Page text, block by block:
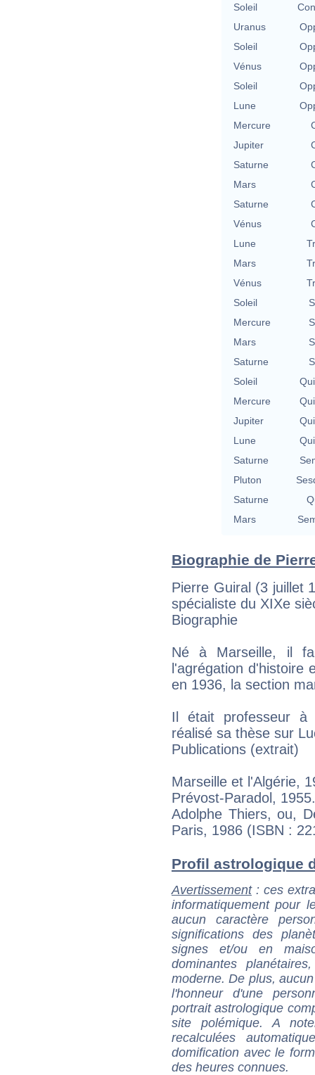
Soleil
Uranus
Soleil
Vénus
Soleil
Lune
Mercure
Jupiter
Saturne
Mars
Saturne
Vénus
Lune
Mars
Vénus
Soleil
Mercure
Mars
Saturne
Soleil
Mercure
Jupiter
Lune
Saturne
Pluton
Saturne
Mars
Biographie de
Pierre Guiral (3 juillet
spécialiste du XIXe
Biographie
Né à Marseille, il
l'agrégation d'histoire
en 1936, la section
Il était professeur à
réalisé sa thèse sur
Publications (extrait)
Marseille et l'Algérie,
Prévost-Paradol, 1955.
Adolphe Thiers, ou,
Paris, 1986 (ISBN :
Profil astrologique
Avertissement: ces
informatiquement pour
aucun caractère
significations des
signes et/ou en
dominantes
moderne. De plus,
l'honneur d'une
portrait astrologique
site polémique. A
recalculées
domification avec le
des heures connues.